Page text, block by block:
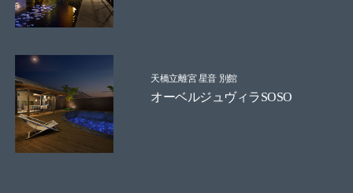
天橋立離宮 星音 別館
オーベルジュヴィラSOSO